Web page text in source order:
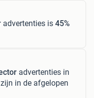
advertenties is 45%
advertenties in
zijn in de afgelopen